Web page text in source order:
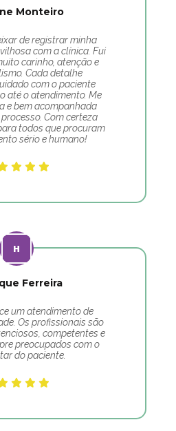
Monteiro
de registrar minha
com a clínica. Fui
carinho, atenção e
Cada detalhe
com o paciente
até o atendimento. Me
e bem acompanhada
Com certeza
todos que procuram
sério e humano!
Ferreira
um atendimento de
Os profissionais são
competentes e
preocupados com o
do paciente.